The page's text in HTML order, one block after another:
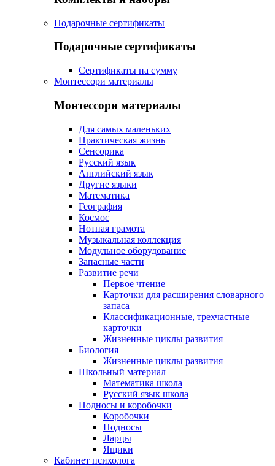
Подарочные сертификаты
Подарочные сертификаты
Сертификаты на сумму
Монтессори материалы
Монтессори материалы
Для самых маленьких
Практическая жизнь
Сенсорика
Русский язык
Английский язык
Другие языки
Математика
География
Космос
Нотная грамота
Музыкальная коллекция
Модульное оборудование
Запасные части
Развитие речи
Первое чтение
Карточки для расширения словарного
запаса
Классификационные, трехчастные
карточки
Жизненные циклы развития
Биология
Жизненные циклы развития
Школьный материал
Математика школа
Русский язык школа
Подносы и коробочки
Коробочки
Подносы
Ларцы
Ящики
Кабинет психолога